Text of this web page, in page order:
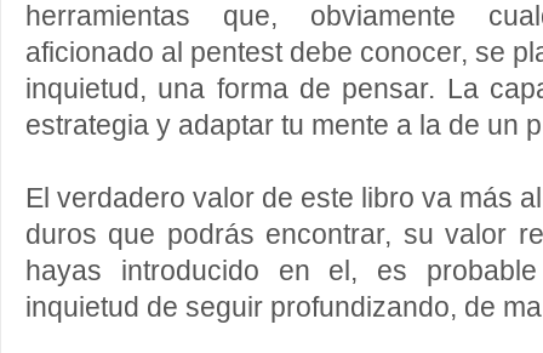
herramientas que, obviamente
aficionado al pentest debe conocer, se
inquietud, una forma de pensar. La
estrategia y adaptar tu mente a la de un
El verdadero valor de este libro va más
duros que podrás encontrar, su valor
hayas introducido en el, es
inquietud de seguir profundizando, de